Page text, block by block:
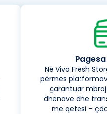
Në Viva Fresh
përmes
garantuar
dhënave dhe
me qetësi –